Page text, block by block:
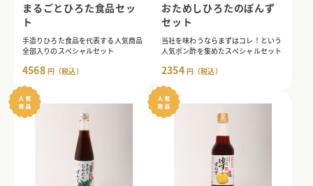
まるごとひろた食品セッ
ト
手造りひろた食品を代表する人気商品
全部入りのスペシャルセット
4568 円（税込）
おためしひろたのぽんず
セット
当社を味わうならまずはコレ！という
人気ポン酢を集めたスペシャルセット
2354 円（税込）